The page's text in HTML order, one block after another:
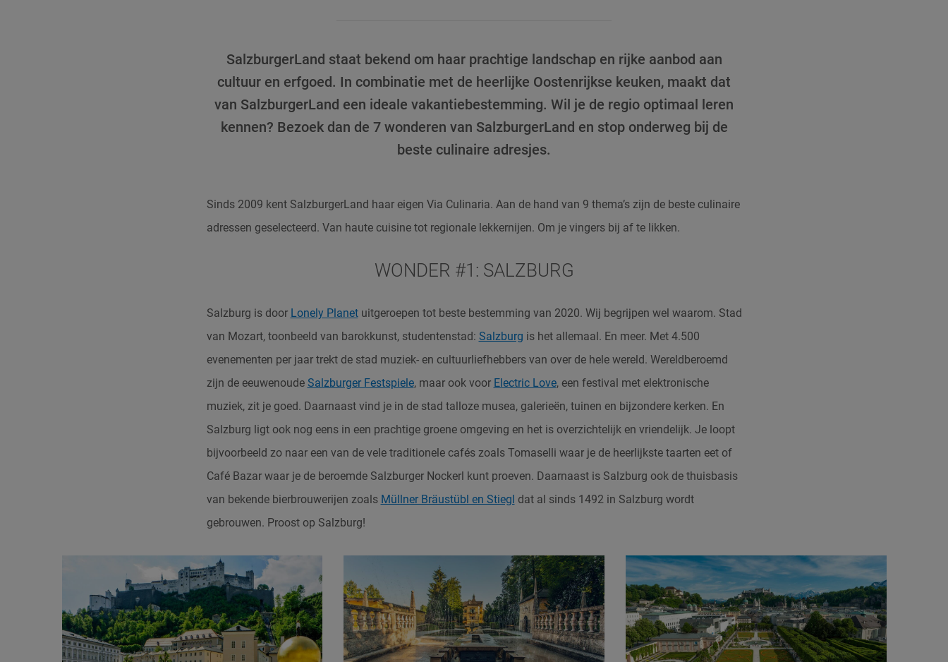
SalzburgerLand staat bekend om haar prachtige landschap en rijke aanbod aan
cultuur en erfgoed. In combinatie met de heerlijke Oostenrijkse keuken, maakt dat
van SalzburgerLand een ideale vakantiebestemming. Wil je de regio optimaal leren
kennen? Bezoek dan de 7 wonderen van SalzburgerLand en stop onderweg bij de
beste culinaire adresjes.
Sinds 2009 kent SalzburgerLand haar eigen Via Culinaria. Aan de hand van 9 thema’s zijn de beste culinaire
adressen geselecteerd. Van haute cuisine tot regionale lekkernijen. Om je vingers bij af te likken.
WONDER #1: SALZBURG
Salzburg is door Lonely Planetuitgeroepen tot beste bestemming van 2020. Wij begrijpen wel waarom. Stad
van Mozart, toonbeeld van barokkunst, studentenstad: Salzburg is het allemaal. En meer. Met 4.500
evenementen per jaar trekt de stad muziek- en cultuurliefhebbers van over de hele wereld. Wereldberoemd
zijn de eeuwenoude Salzburger Festspiele, maar ook voor Electric Love, een festival met elektronische
muziek, zit je goed. Daarnaast vind je in de stad talloze musea, galerieën, tuinen en bijzondere kerken. En
Salzburg ligt ook nog eens in een prachtige groene omgeving en het is overzichtelijk en vriendelijk. Je loopt
bijvoorbeeld zo naar een van de vele traditionele cafés zoals Tomaselli waar je de heerlijkste taarten eet of
Café Bazar waar je de beroemde Salzburger Nockerl kunt proeven. Daarnaast is Salzburg ook de thuisbasis
van bekende bierbrouwerijen zoals Müllner Bräustübl en Stiegl dat al sinds 1492 in Salzburg wordt
gebrouwen. Proost op Salzburg!